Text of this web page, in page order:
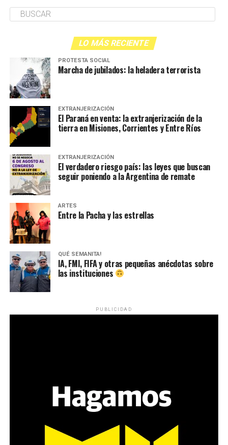
LO MÁS RECIENTE
PROTESTA SOCIAL
Marcha de jubilados: la heladera terrorista
EXTRANJERIZACIÓN
El Paraná en venta: la extranjerización de la
tierra en Misiones, Corrientes y Entre Ríos
EXTRANJERIZACIÓN
El verdadero riesgo país: las leyes que buscan
seguir poniendo a la Argentina de remate
ARTES
Entre la Pacha y las estrellas
QUÉ SEMANITA!
IA, FMI, FIFA y otras pequeñas anécdotas sobre
las instituciones
PUBLICIDAD